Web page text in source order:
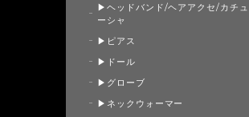
▶ヘッドバンド/ヘアアクセ/カチュ
ーシャ
▶ピアス
▶ドール
▶グローブ
▶ネックウォーマー